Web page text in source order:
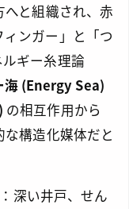
と組織され、赤
ンガー」と「つ
ギー糸理論
海 (Energy Sea)
の相互作用から
構造化媒体だと
深い井戸、せん